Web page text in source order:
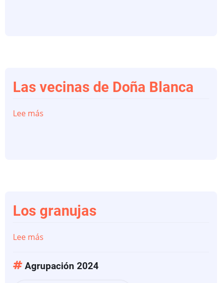
Las vecinas de Doña Blanca
Lee más
Los granujas
Lee más
granujas
Agrupación 2024